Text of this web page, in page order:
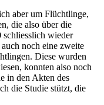
aber um Flüchtlinge,
die also über die
schliesslich wieder
noch eine zweite
Diese wurden
konnten also noch
in den Akten des
die Studie stützt, die